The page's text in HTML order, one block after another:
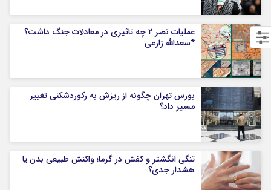
عملیات نصر ۲ چه تاثیری در معادلات جنگ داشت؟
*سعدالله زارعی
بورس تهران چگونه از ریزش به رکوردشکنی تغییر
مسیر داد؟
تنگی انگشتر و کفش در گرما؛ واکنش طبیعی بدن یا
هشدار جدی؟